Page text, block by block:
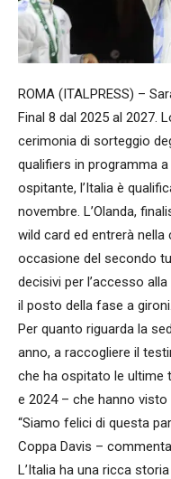
ROMA (ITALPRESS) –
Final 8 dal 2025 al 2027.
cerimonia di sorteggio
qualifiers in programma
ospitante, l’Italia è
novembre. L’Olanda,
wild card ed entrerà
occasione del secondo
decisivi per l’accesso
il posto della fase a gironi.
Per quanto riguarda la
anno, a raccogliere il
che ha ospitato le ultime
e 2024 – che hanno
“Siamo felici di questa
Coppa Davis –
L’Italia ha una ricca